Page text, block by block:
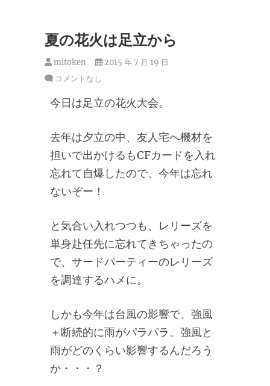
夏の花火は足立から
mitoken
2015 年 7 月 19 日
コメントなし
今日は足立の花火大会。
去年は夕立の中、友人宅へ機材を
担いで出かけるもCFカードを入れ
忘れて自爆したので、今年は忘れ
ないぞー！
と気合い入れつつも、レリーズを
単身赴任先に忘れてきちゃったの
で、サードパーティーのレリーズ
を調達するハメに。
しかも今年は台風の影響で、強風
＋断続的に雨がパラパラ。強風と
雨がどのくらい影響するんだろう
か・・・？